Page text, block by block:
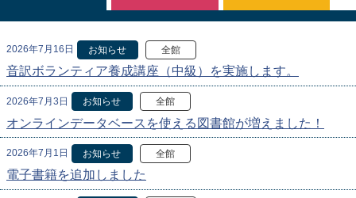
2026年7月16日 お知らせ 全館
音訳ボランティア養成講座（中級）を実施します。
2026年7月3日 お知らせ 全館
オンラインデータベースを使える図書館が増えました！
2026年7月1日 お知らせ 全館
電子書籍を追加しました